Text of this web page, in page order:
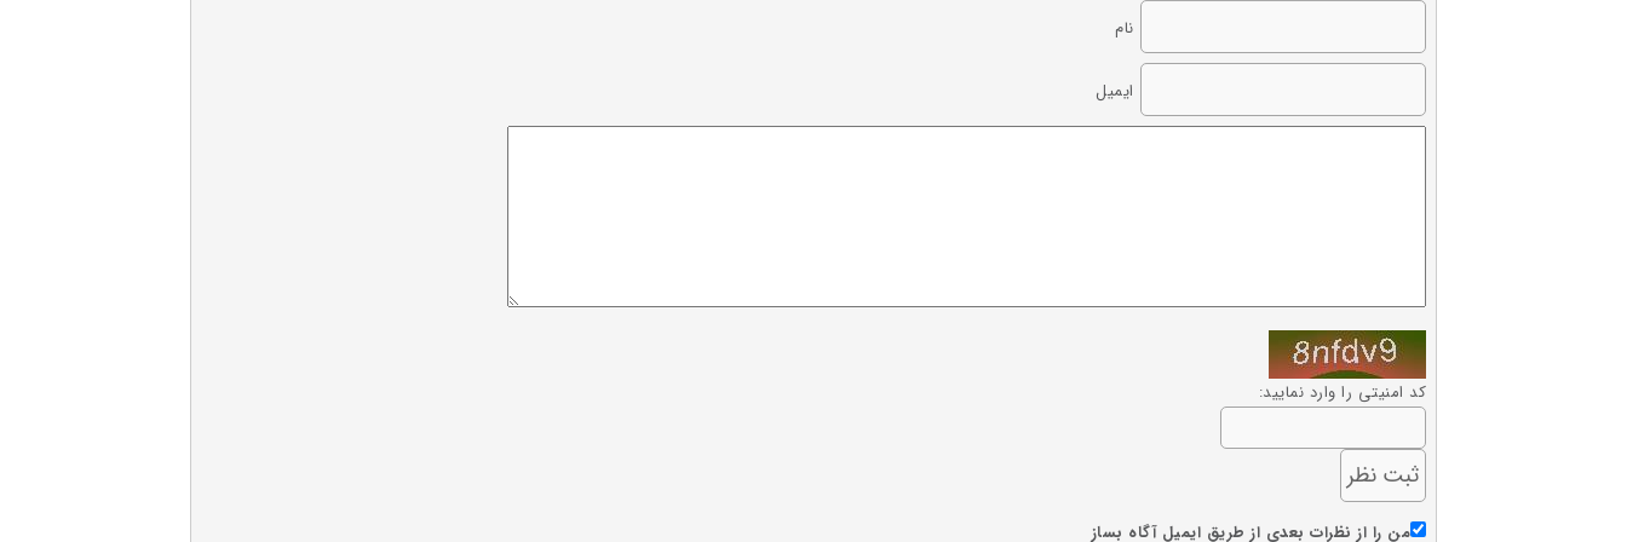
نام
ایمیل
کد امنیتی را وارد نمایید:
من را از نظرات بعدی از طریق ایمیل آگاه بساز